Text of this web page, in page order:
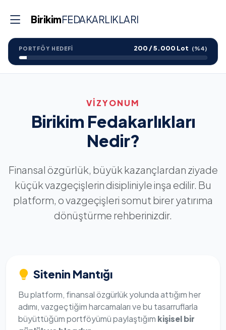
BirikimFEDAKARLIKLARI
PORTFÖY HEDEFİ 200 / 5.000 Lot (%4)
VIZYONUM
Birikim Fedakarlıkları
Nedir?
Finansal özgürlük, büyük kazançlardan ziyade
küçük vazgeçişlerin disipliniyle inşa edilir. Bu
platform, o vazgeçişleri somut birer yatırıma
dönüştürme rehberinizdir.
Sitenin Mantığı
Bu platform, finansal özgürlük yolunda attığım her
adımı, vazgeçtiğim harcamaları ve bu tasarruflarla
büyüttüğüm portföyümü paylaştığım kişisel bir